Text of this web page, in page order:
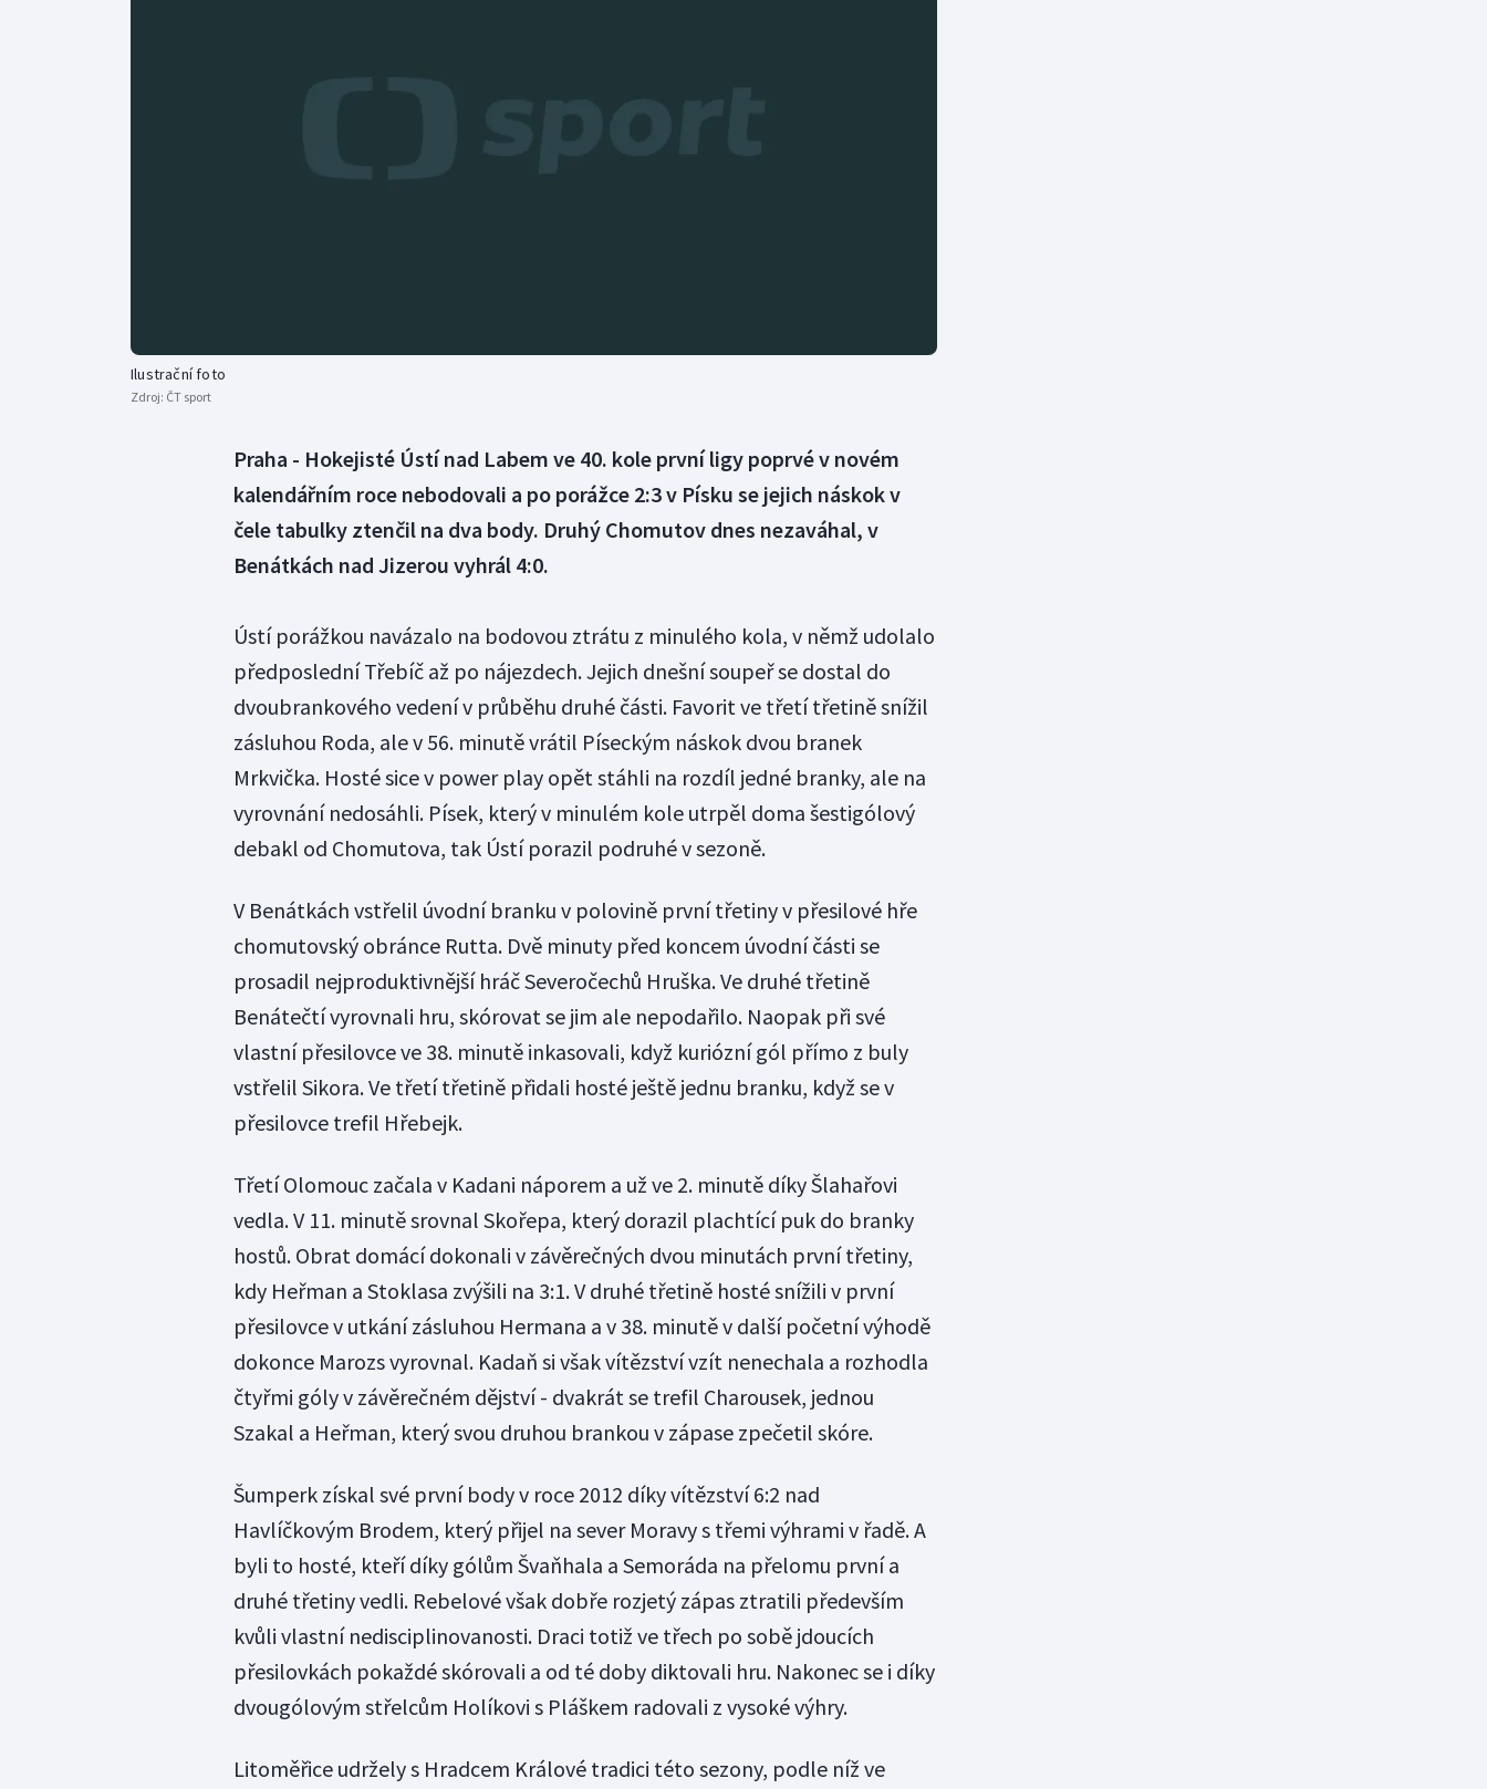
Ilustrační foto
Zdroj: ČT sport
Praha - Hokejisté Ústí nad Labem ve 40. kole první ligy poprvé v novém
kalendářním roce nebodovali a po porážce 2:3 v Písku se jejich náskok v
čele tabulky ztenčil na dva body. Druhý Chomutov dnes nezaváhal, v
Benátkách nad Jizerou vyhrál 4:0.
Ústí porážkou navázalo na bodovou ztrátu z minulého kola, v němž udolalo
předposlední Třebíč až po nájezdech. Jejich dnešní soupeř se dostal do
dvoubrankového vedení v průběhu druhé části. Favorit ve třetí třetině snížil
zásluhou Roda, ale v 56. minutě vrátil Píseckým náskok dvou branek
Mrkvička. Hosté sice v power play opět stáhli na rozdíl jedné branky, ale na
vyrovnání nedosáhli. Písek, který v minulém kole utrpěl doma šestigólový
debakl od Chomutova, tak Ústí porazil podruhé v sezoně.
V Benátkách vstřelil úvodní branku v polovině první třetiny v přesilové hře
chomutovský obránce Rutta. Dvě minuty před koncem úvodní části se
prosadil nejproduktivnější hráč Severočechů Hruška. Ve druhé třetině
Benátečtí vyrovnali hru, skórovat se jim ale nepodařilo. Naopak při své
vlastní přesilovce ve 38. minutě inkasovali, když kuriózní gól přímo z buly
vstřelil Sikora. Ve třetí třetině přidali hosté ještě jednu branku, když se v
přesilovce trefil Hřebejk.
Třetí Olomouc začala v Kadani náporem a už ve 2. minutě díky Šlahařovi
vedla. V 11. minutě srovnal Skořepa, který dorazil plachtící puk do branky
hostů. Obrat domácí dokonali v závěrečných dvou minutách první třetiny,
kdy Heřman a Stoklasa zvýšili na 3:1. V druhé třetině hosté snížili v první
přesilovce v utkání zásluhou Hermana a v 38. minutě v další početní výhodě
dokonce Marozs vyrovnal. Kadaň si však vítězství vzít nenechala a rozhodla
čtyřmi góly v závěrečném dějství - dvakrát se trefil Charousek, jednou
Szakal a Heřman, který svou druhou brankou v zápase zpečetil skóre.
Šumperk získal své první body v roce 2012 díky vítězství 6:2 nad
Havlíčkovým Brodem, který přijel na sever Moravy s třemi výhrami v řadě. A
byli to hosté, kteří díky gólům Švaňhala a Semoráda na přelomu první a
druhé třetiny vedli. Rebelové však dobře rozjetý zápas ztratili především
kvůli vlastní nedisciplinovanosti. Draci totiž ve třech po sobě jdoucích
přesilovkách pokaždé skórovali a od té doby diktovali hru. Nakonec se i díky
dvougólovým střelcům Holíkovi s Pláškem radovali z vysoké výhry.
Litoměřice udržely s Hradcem Králové tradici této sezony, podle níž ve